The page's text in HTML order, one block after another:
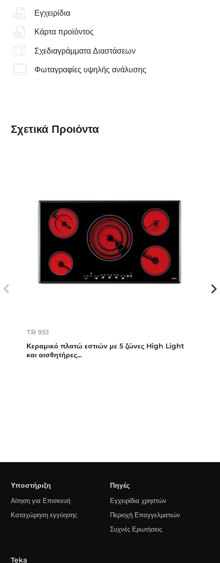
Εγχειρίδια
Κάρτα προϊόντος
Σχεδιαγράμματα Διαστάσεων
Φωταγραφίες υψηλής ανάλυσης
Σχετικά Προιόντα
TR 951
Κεραμικό πλατώ εστιών με 5 ζώνες High Light
και αισθητήρες...
Υποστήριξη
Αίτηση για Επισκευή
Καταχώρηση εγγύησης
Πηγές
Εγχειρίδια χρηστών
Περιοχή Επαγγελματιών
Συχνές Ερωτήσεις
Teka